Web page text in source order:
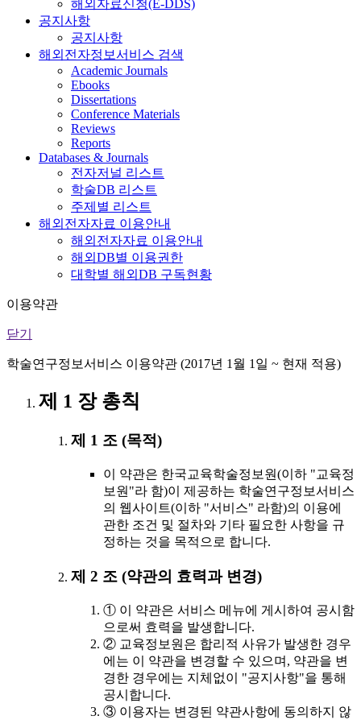
해외자료신청(E-DDS)
공지사항
공지사항
해외전자정보서비스 검색
Academic Journals
Ebooks
Dissertations
Conference Materials
Reviews
Reports
Databases & Journals
전자저널 리스트
학술DB 리스트
주제별 리스트
해외전자자료 이용안내
해외전자자료 이용안내
해외DB별 이용권한
대학별 해외DB 구독현황
이용약관
닫기
학술연구정보서비스 이용약관 (2017년 1월 1일 ~ 현재 적용)
제 1 장 총칙
제 1 조 (목적)
이 약관은 한국교육학술정보원(이하 "교육정
보원"라 함)이 제공하는 학술연구정보서비스
의 웹사이트(이하 "서비스" 라함)의 이용에
관한 조건 및 절차와 기타 필요한 사항을 규
정하는 것을 목적으로 합니다.
제 2 조 (약관의 효력과 변경)
① 이 약관은 서비스 메뉴에 게시하여 공시함
으로써 효력을 발생합니다.
② 교육정보원은 합리적 사유가 발생한 경우
에는 이 약관을 변경할 수 있으며, 약관을 변
경한 경우에는 지체없이 "공지사항"을 통해
공시합니다.
③ 이용자는 변경된 약관사항에 동의하지 않